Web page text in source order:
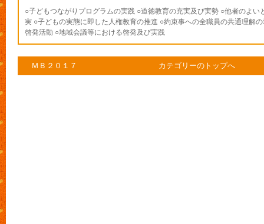
○子どもつながりプログラムの実践 ○道徳教育の充実及び実勢 ○他者のよい
実 ○子どもの実態に即した人権教育の推進 ○約束事への全職員の共通理解
啓発活動 ○地域会議等における啓発及び実践
ＭＢ２０１７ カテゴリーのトップへ